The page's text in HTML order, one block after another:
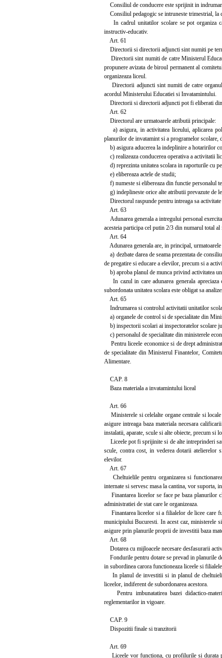
Consiliul de conducere este sprijinit in
Consiliul pedagogic se intruneste trimestrial, la
In cadrul unitatilor scolare se pot organiza
instructiv-educativ.
Art. 61
Directorii si directorii adjuncti sint numiti pe
Directorii sint numiti de catre Ministerul
propunere avizata de biroul permanent al
organizeaza liceul.
Directorii adjuncti sint numiti de catre organul
acordul Ministerului Educatiei si Invatamintului.
Directorii si directorii adjuncti pot fi eliberati din
Art. 62
Directorul are urmatoarele atributii principale:
a) asigura, in activitatea liceului, aplicarea
planurilor de invatamint si a programelor
b) asigura aducerea la indeplinire a hotaririlor
c) realizeaza conducerea operativa a activitatii
d) reprezinta unitatea scolara in raporturile cu
e) elibereaza actele de studii;
f) numeste si elibereaza din functie personalul
g) indeplineste orice alte atributii prevazute de
Directorul raspunde pentru intreaga sa
Art. 63
Adunarea generala a intregului personal
acesteia participa cel putin 2/3 din numarul total
Art. 64
Adunarea generala are, in principal,
a) dezbate darea de seama prezentata de
de pregatire si educare a elevilor, precum si a
b) aproba planul de munca privind activitatea
In cazul in care adunarea generala apreciaza
subordonata unitatea scolara este obligat sa
Art. 65
Indrumarea si controlul activitatii unitatilor
a) organele de control si de specialitate din
b) inspectorii scolari ai inspectoratelor scolare
c) personalul de specialitate din ministerele
Pentru liceele economice si de drept
de specialitate din Ministerul Finantelor,
Alimentare.
CAP. 8
Baza materiala a invatamintului liceal
Art. 66
Ministerele si celelalte organe centrale si
asigure intreaga baza materiala necesara
instalatii, aparate, scule si alte obiecte, precum si
Liceele pot fi sprijinite si de alte intreprinderi
scule, contra cost, in vederea dotarii atelierelor
elevilor.
Art. 67
Cheltuielile pentru organizarea si
internate si servesc masa la cantina, vor suporta,
Finantarea liceelor se face pe baza planurilor
administratiei de stat care le organizeaza.
Finantarea liceelor si a filialelor de licee care
municipiului Bucuresti. In acest caz, ministerele
asigure prin planurile proprii de investitii baza
Art. 68
Dotarea cu mijloacele necesare desfasurarii
Fondurile pentru dotare se prevad in planurile
in subordinea carora functioneaza liceele si
In planul de investitii si in planul de cheltuieli
liceelor, indiferent de subordonarea acestora.
Pentru imbunatatirea bazei didactico-
reglementarilor in vigoare.
CAP. 9
Dispozitii finale si tranzitorii
Art. 69
Liceele vor functiona, cu profilurile si durata